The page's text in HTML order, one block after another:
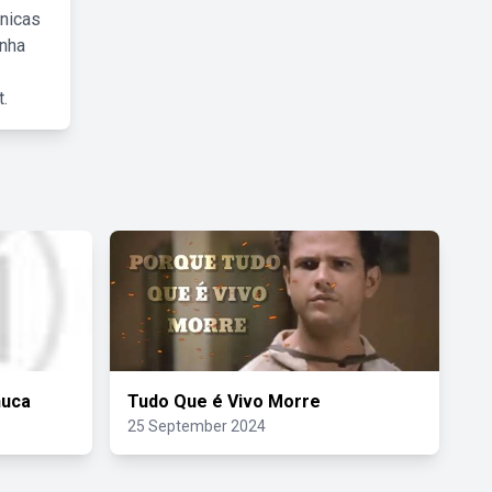
Tudo Que é Vivo Morre
25 September 2024